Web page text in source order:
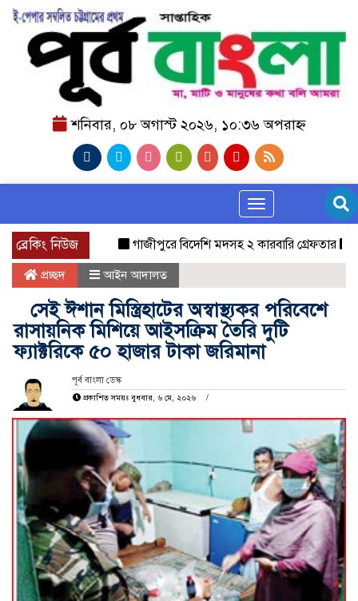
শনিবার, ০৮ অগাস্ট ২০২৬, ১০:৩৬ অপরাহ্ন
Toggle navigation
ব্রেকিং নিউজ গাজীপুরে বিদেশি মদসহ ২ কারবারি গ্রেফতার বগুড়ার
প্রচ্ছদ আইন আদালত
সেই ঈশান মিস্ত্রিহাটের অস্বাস্থ্যকর পরিবেশে
রাসায়নিক মিশিয়ে আইসক্রিম তৈরি দুটি
ফ্যাক্টরিকে ৫০ হাজার টাকা জরিমানা
পূর্ব বাংলা ডেস্ক
প্রকাশিত সময়ঃ বুধবার, ৬ মে, ২০২৬